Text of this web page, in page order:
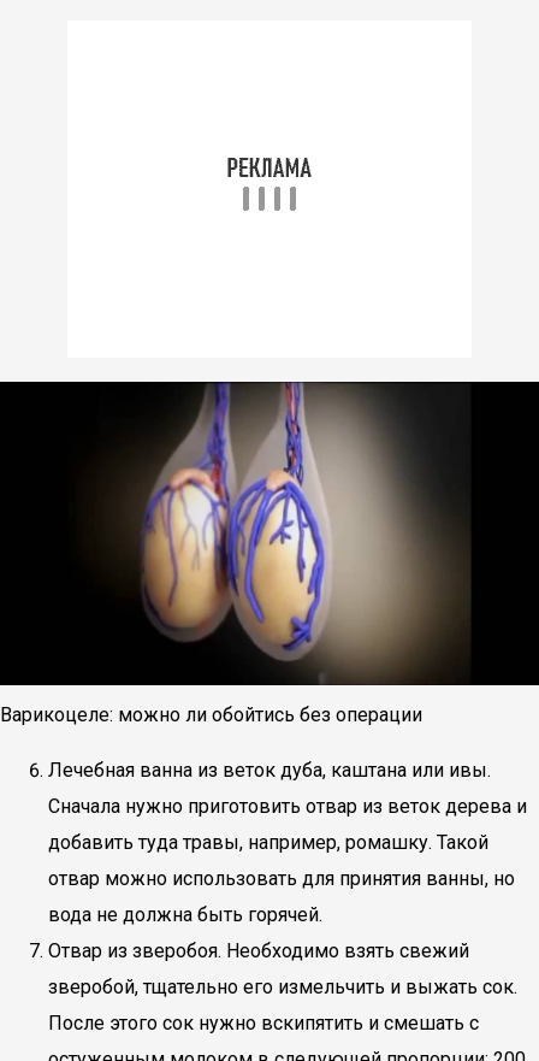
Варикоцеле: можно ли обойтись без операции
Лечебная ванна из веток дуба, каштана или ивы.
Сначала нужно приготовить отвар из веток дерева и
добавить туда травы, например, ромашку. Такой
отвар можно использовать для принятия ванны, но
вода не должна быть горячей.
Отвар из зверобоя. Необходимо взять свежий
зверобой, тщательно его измельчить и выжать сок.
После этого сок нужно вскипятить и смешать с